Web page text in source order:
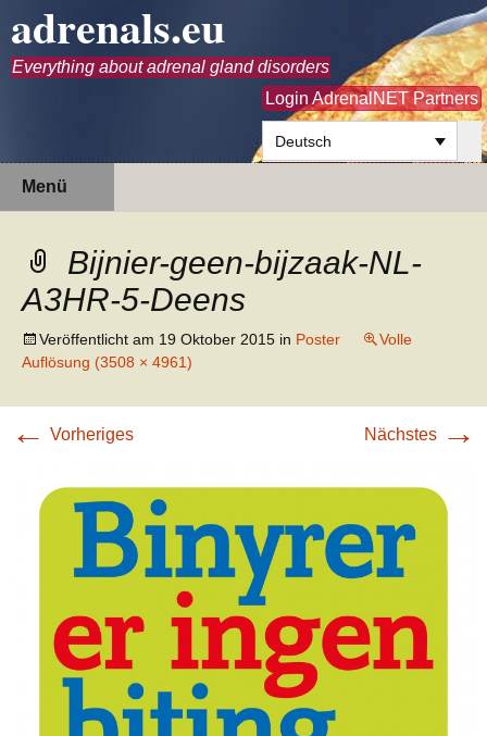
adrenals.eu
Everything about adrenal gland disorders
Login AdrenalNET Partners
Deutsch
Menü
Bijnier-geen-bijzaak-NL-
A3HR-5-Deens
Veröffentlicht am 19 Oktober 2015 in Poster
Volle
Auflösung (3508 × 4961)
← Vorheriges Nächstes →